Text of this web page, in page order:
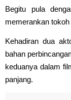
Begitu pula
memerankan
Kehadiran dua
bahan
keduanya dalam
panjang.